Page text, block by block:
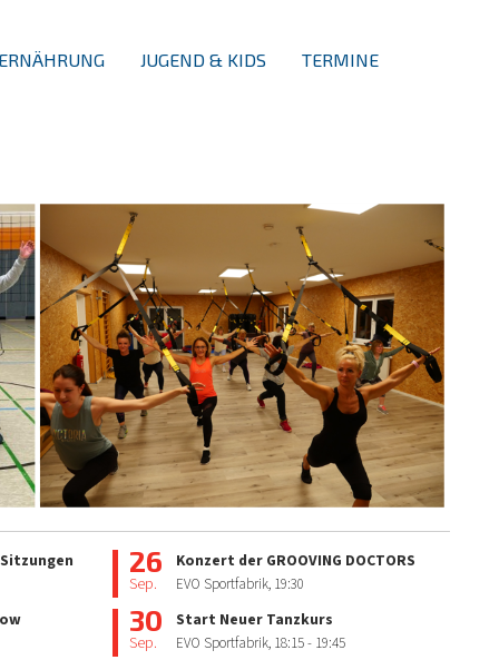
ERNÄHRUNG JUGEND & KIDS TERMINE
26
Sep.
Konzert der GROOVING DOCTORS
EVO Sportfabrik, 19:30
30
Sep.
Start Neuer Tanzkurs
EVO Sportfabrik, 18:15- 19:45